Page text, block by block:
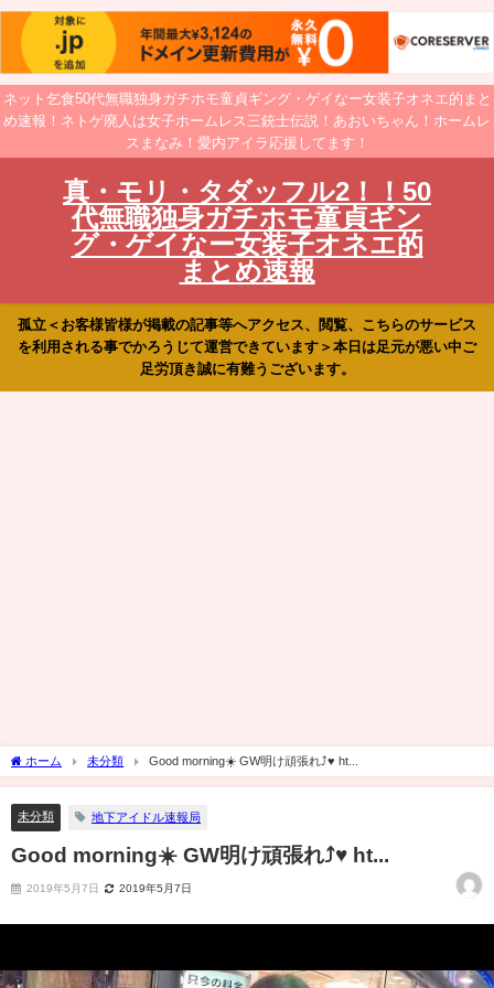
ネット乞食50代無職独身ガチホモ童貞ギング・ゲイなー女装子オネエ的まと
め速報！ネトゲ廃人は女子ホームレス三銃士伝説！あおいちゃん！ホームレ
スまなみ！愛内アイラ応援してます！
真・モリ・タダッフル2！！50
代無職独身ガチホモ童貞ギン
グ・ゲイなー女装子オネエ的
まとめ速報
孤立＜お客様皆様が掲載の記事等へアクセス、閲覧、こちらのサービス
を利用される事でかろうじて運営できています＞本日は足元が悪い中ご
足労頂き誠に有難うございます。
ホーム 未分類 Good morning☀️ GW明け頑張れ⤴️♥️ ht...
未分類 地下アイドル速報局
Good morning☀️ GW明け頑張れ⤴️♥️ ht...
2019年5月7日 2019年5月7日